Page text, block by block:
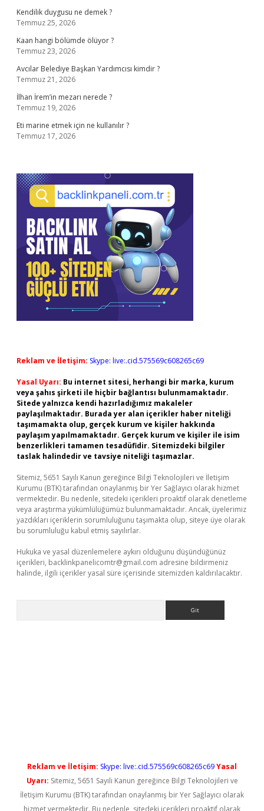
Kendilik duygusu ne demek ?
Temmuz 25, 2026
Kaan hangi bölümde ölüyor ?
Temmuz 23, 2026
Avcılar Belediye Başkan Yardımcısı kimdir ?
Temmuz 21, 2026
İlhan İrem’in mezarı nerede ?
Temmuz 19, 2026
Eti marine etmek için ne kullanılır ?
Temmuz 17, 2026
Reklam ve İletişim: Skype: live:.cid.575569c608265c69
Yasal Uyarı: Bu internet sitesi, herhangi bir marka, kurum
veya şahıs şirketi ile hiçbir bağlantısı bulunmamaktadır.
Sitede yalnızca kendi hazırladığımız makaleler
paylaşılmaktadır. Burada yer alan içerikler haber niteliği
taşımamakta olup, gerçek kurum ve kişiler hakkında
paylaşım yapılmamaktadır. Gerçek kurum ve kişiler ile isim
benzerlikleri tamamen tesadüfidir. Sitemizdeki bilgiler
taslak halindedir ve tavsiye niteliği taşımazlar.
Sitemiz, 5651 Sayılı Kanun gereğince Bilgi Teknolojileri ve İletişim
Kurumu (BTK) tarafından onaylanmış bir Yer Sağlayıcı olarak hizmet
vermektedir. Bu nedenle, sitedeki içerikleri proaktif olarak denetleme
veya araştırma yükümlülüğümüz bulunmamaktadır. Ancak, üyelerimiz
yazdıkları içeriklerin sorumluluğunu taşımakta olup, siteye üye olarak
bu sorumluluğu kabul etmiş sayılırlar.
Hukuka ve yasal düzenlemelere aykırı olduğunu düşündüğünüz
içerikleri, backlinkpanelicomtr@gmail.com adresine bildirmeniz
halinde, ilgili içerikler yasal süre içerisinde sitemizden kaldırılacaktır.
Reklam ve İletişim: Skype: live:.cid.575569c608265c69Yasal
Uyarı: Sitemiz, 5651 Sayılı Kanun gereğince Bilgi Teknolojileri ve
İletişim Kurumu (BTK) tarafından onaylanmış bir Yer Sağlayıcı olarak
hizmet vermektedir. Bu nedenle, sitedeki içerikleri proaktif olarak